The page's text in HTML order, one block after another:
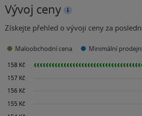
Vývoj ceny
Získejte přehled o vývoji ceny za
Maloobchodní cena Minimální